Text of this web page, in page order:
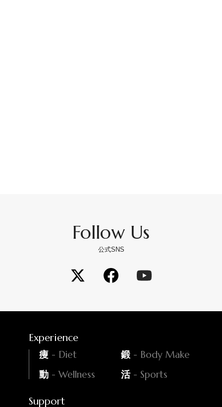
Follow Us
公式SNS
Experience
痩 - Diet 鍛 - Body Make
動 - Wellness 活- Sports
Support